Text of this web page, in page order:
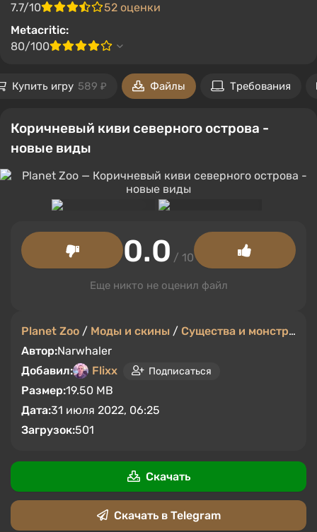
7.7/10
52 оценки
Metacritic:
80/100
Купить игру 589 ₽ Файлы Требования
Коричневый киви северного острова -
новые виды
Planet Zoo / Моды и скины / Существа и монстры
Автор:Narwhaler
Добавил:
Flixx Подписаться
Размер:19.50 MB
Дата:31 июля 2022, 06:25
Загрузок:501
0.0 / 10
Еще никто не оценил файл
Скачать
Скачать в Telegram